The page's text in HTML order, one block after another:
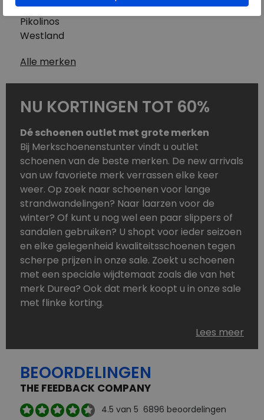
Mephisto
Pikolinos
Westland
Alle merken
NU KORTINGEN TOT 60%
Dé schoenen outlet met grote merken
Bij Merkschoenenstunter vindt u outlet
schoenen van de beste merken. De new arrivals
van uw favoriete merk verrassen elke keer
weer. Op zoek naar schoenen voor lange
strandwandelingen? Naar laarzen voor de
winter? Of kunt u nog wel een paar slippers of
sandalen gebruiken? U shopt voor ieder seizoen
en elke gelegenheid kwaliteitsschoenen tegen
scherpe prijzen in onze sale. Zoekt u schoenen
met een speciale wijdtemaat zoals die van het
merk Durea? Ook dat merk koopt u in onze sale
met flinke korting.
Schoenen heeft u nooit genoeg. Goedkope
schoenen, maar dus wel van topmerken,
aanbod is zo compleet dat u altijd wel een
passend paar vindt.
Welke schoenmerken vindt u in onze online
Lees meer
BEOORDELINGEN
THE FEEDBACK COMPANY
4.5 van 5 6896 beoordelingen